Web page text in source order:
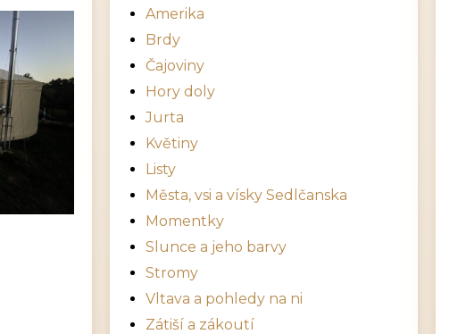
Amerika
Brdy
Čajoviny
Hory doly
Jurta
Květiny
Listy
Města, vsi a vísky Sedlčanska
Momentky
Slunce a jeho barvy
Stromy
Vltava a pohledy na ni
Zátiší a zákoutí